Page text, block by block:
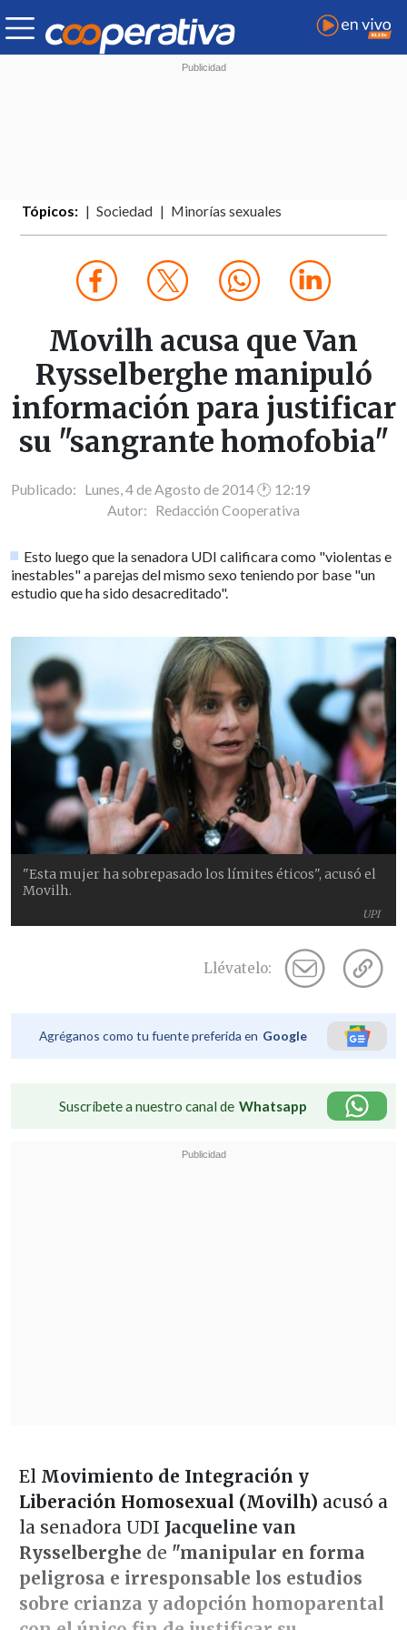
Tópicos: Sociedad Minorías sexuales
Movilh acusa que Van
Rysselberghe manipuló
información para justificar
su "sangrante homofobia"
Publicado: Lunes, 4 de Agosto de 2014 🕐 12:19
Autor: Redacción Cooperativa
Esto luego que la senadora UDI calificara como "violentas e
inestables" a parejas del mismo sexo teniendo por base "un
estudio que ha sido desacreditado".
UPI
"Esta mujer ha sobrepasado los límites éticos", acusó el
Movilh.
Llévatelo:
Agréganos como tu fuente preferida en Google
Suscríbete a nuestro canal de Whatsapp
El Movimiento de Integración y
Liberación Homosexual (Movilh) acusó a
la senadora UDI Jacqueline van
Rysselberghe de "manipular en forma
peligrosa e irresponsable los estudios
sobre crianza y adopción homoparental